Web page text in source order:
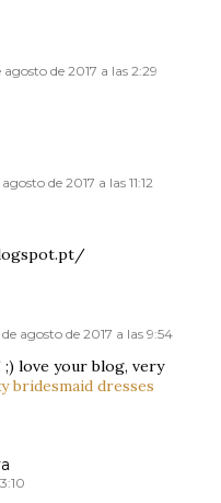
agosto de 2017 a las 2:29
de 2017 a las 11:12
de agosto de 2017 a las 9:54
love your blog, very
bridesmaid dresses